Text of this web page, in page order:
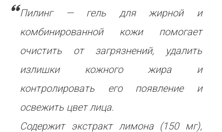
Пилинг — гель для жирной и
комбинированной кожи помогает
очистить от загрязнений, удалить
излишки кожного жира и
контролировать его появление и
освежить цвет лица.
Содержит экстракт лимона (150 мг),